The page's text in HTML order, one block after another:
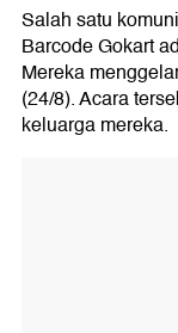
Salah satu
Barcode Gokart
Mereka
(24/8). Acara
keluarga mereka.